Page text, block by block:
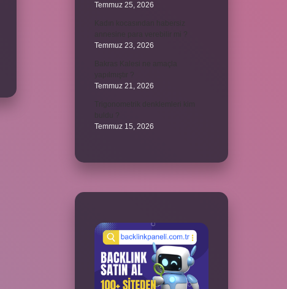
Temmuz 25, 2026
Temmuz 23, 2026
Temmuz 21, 2026
Temmuz 15, 2026